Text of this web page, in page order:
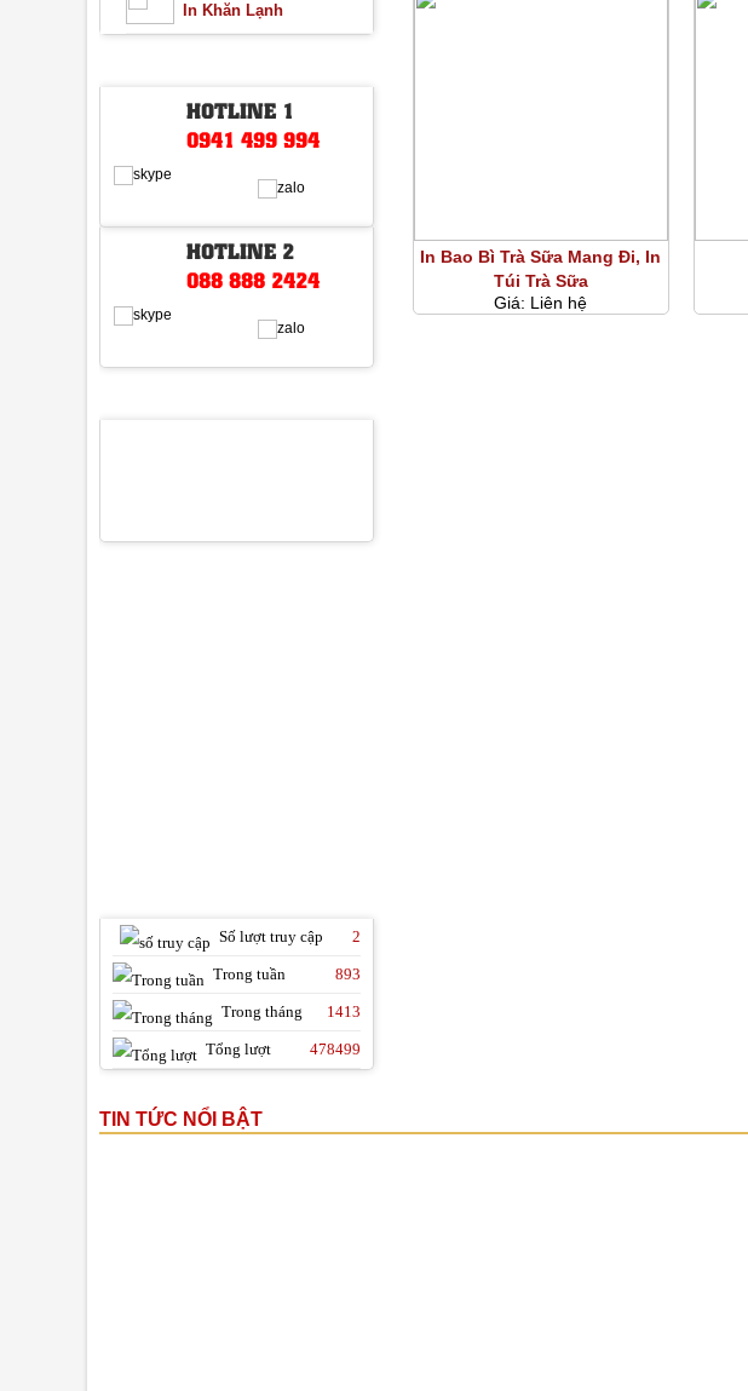
In Khăn Lạnh
HOTLINE 1
0941 499 994
HOTLINE 2
088 888 2424
Số lượt truy cập 2
Trong tuần 893
Trong tháng 1413
Tổng lượt 478499
In Bao Bì Trà Sữa Mang Đi, In
Túi Trà Sữa
Giá: Liên hệ
TIN TỨC NỔI BẬT